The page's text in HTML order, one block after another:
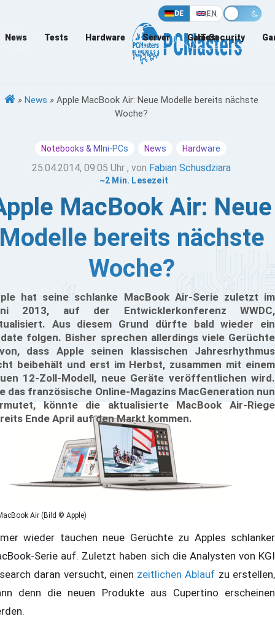
DE EN
News Tests Hardware Server Games
IT-Security
» News » Apple MacBook Air: Neue Modelle bereits nächste
Woche?
Notebooks & MIni-PCs News Hardware
25.04.2014, 09:05 Uhr , von Fabian Schusdziara
~2 Min. Lesezeit
MacBook Air: Neue
bereits nächste
Woche?
hat seine schlanke MacBook Air-Serie zuletzt im
2013, auf der Entwicklerkonferenz WWDC,
Aus diesem Grund dürfte bald wieder ein
folgen. Bisher sprechen allerdings viele Gerüchte
dass Apple seinen klassischen Jahresrhythmus
beibehält und erst im Herbst, zusammen mit einem
12-Zoll-Modell, neue Geräte veröffentlichen wird.
das französische Online-Magazins MacGeneration nun
könnte die aktualisierte MacBook Air-Riege
Ende April auf den Markt kommen.
Air (Bild © Apple)
wieder tauchen neue Gerüchte zu Apples schlanker
Serie auf. Zuletzt haben sich die Analysten von KGI
daran versucht, einen zeitlichen Ablauf zu erstellen,
denn die neuen Produkte aus Cupertino erscheinen